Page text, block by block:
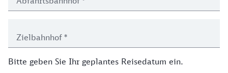
Zielbahnhof *
Bitte geben Sie Ihr geplantes Reisedatum ein.